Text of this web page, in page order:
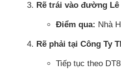
Rẽ trái vào đường Lê
Điểm qua: Nhà
Rẽ phải tại Công Ty
Tiếp tục theo